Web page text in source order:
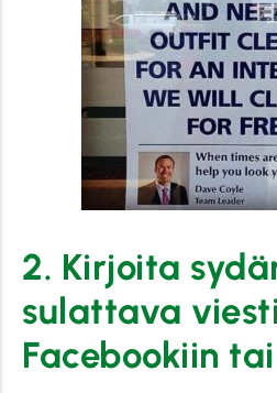
2. Kirjoita
sulattava viesti
Facebookiin